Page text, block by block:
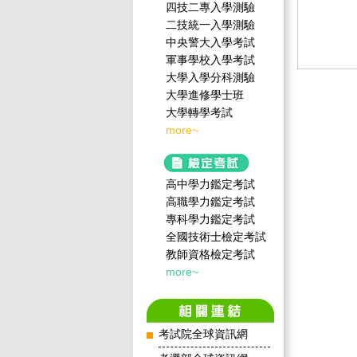
四技二專入學測驗
二技統一入學測驗
中央警大入學考試
軍事學校入學考試
大學入學分科測驗
大學進修學士班
大學轉學考試
more~
高中學力鑑定考試
高職學力鑑定考試
專科學力鑑定考試
全國技術士檢定考試
教師資格檢定考試
more~
考試院全球資訊網